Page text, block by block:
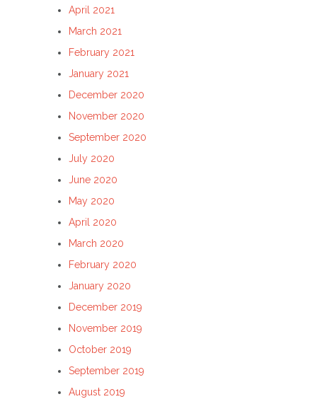
April 2021
March 2021
February 2021
January 2021
December 2020
November 2020
September 2020
July 2020
June 2020
May 2020
April 2020
March 2020
February 2020
January 2020
December 2019
November 2019
October 2019
September 2019
August 2019